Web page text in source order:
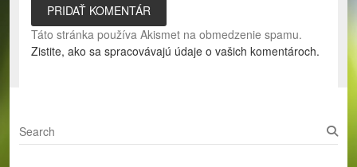
Táto stránka používa Akismet na obmedzenie spamu.
Zistite, ako sa spracovávajú údaje o vašich komentároch.
S
e